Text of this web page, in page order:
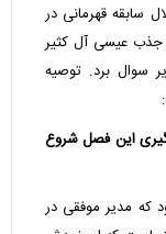
سابقه قهرمانی در
جذب عیسی آل کثیر
سوال برد. توصیه
این فصل شروع
که مدیر موفقی در